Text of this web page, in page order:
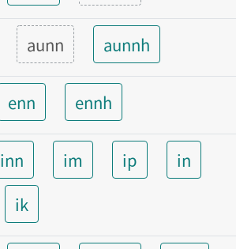
aunn aunnh
enn ennh
inn im ip
in
ik